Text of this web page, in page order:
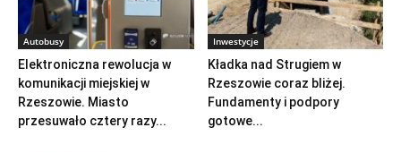
Autobusy
Elektroniczna rewolucja w
komunikacji miejskiej w
Rzeszowie. Miasto
przesuwało cztery razy...
Inwestycje
Kładka nad Strugiem w
Rzeszowie coraz bliżej.
Fundamenty i podpory
gotowe...